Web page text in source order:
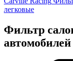
легковые
Фильтр